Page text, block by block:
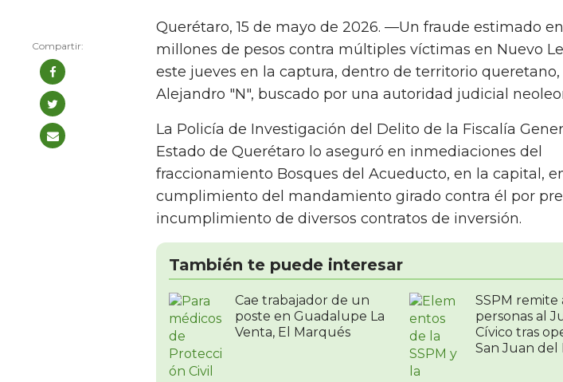
Querétaro, 15 de mayo de 2026. —Un fraude estimado
millones de pesos contra múltiples víctimas en Nuevo
este jueves en la captura, dentro de territorio queretano,
Alejandro "N", buscado por una autoridad judicial
La Policía de Investigación del Delito de la Fiscalía
Estado de Querétaro lo aseguró en inmediaciones del
fraccionamiento Bosques del Acueducto, en la capital,
cumplimiento del mandamiento girado contra él por
incumplimiento de diversos contratos de inversión.
También te puede interesar
Cae trabajador de un
poste en Guadalupe La
Venta, El Marqués
SSPM remite
personas al
Cívico tras
San Juan del